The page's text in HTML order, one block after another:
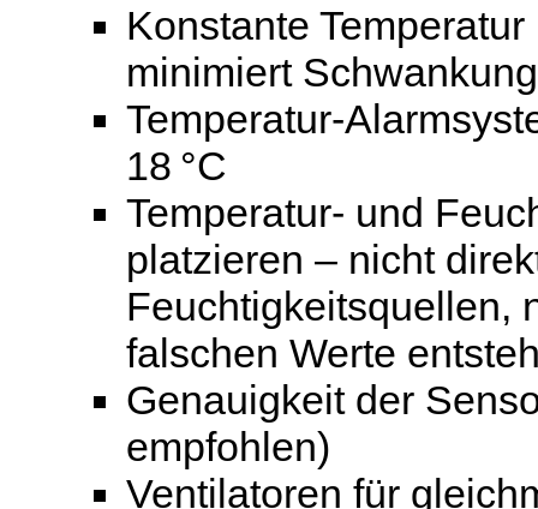
Konstante
minimiert
Temperatur-
18 °C
Temperatur- und
platzieren – nicht
Feuchtigkeitsquellen,
falschen Werte
Genauigkeit der
empfohlen)
Ventilatoren für